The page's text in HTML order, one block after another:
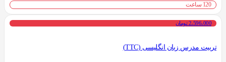
120 ساعت
2،596،000 تومان
تربیت مدرس زبان انگلیسی (TTC)